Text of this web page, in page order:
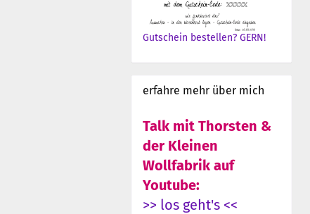
Gutschein bestellen? GERN!
erfahre mehr über mich
Talk mit Thorsten &
der Kleinen
Wollfabrik auf
Youtube:
>> los geht's <<